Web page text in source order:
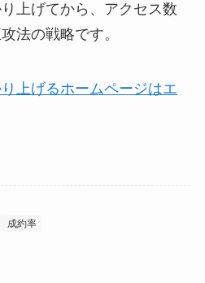
上げてから、アクセス数
法の戦略です。
上げるホームページはエ
成約率